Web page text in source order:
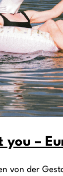
you –
von der